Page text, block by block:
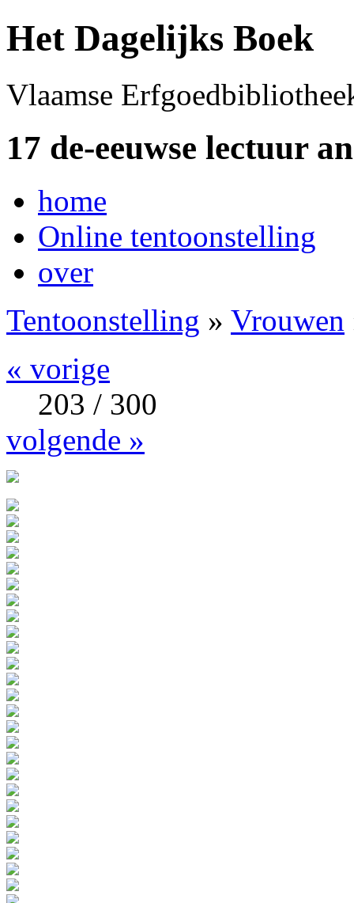
Het Dagelijks Boek
Vlaamse
17 de-eeuwse lectuur
home
Online tentoonstelling
over
Tentoonstelling » Vrouwen
« vorige
203 / 300
volgende »